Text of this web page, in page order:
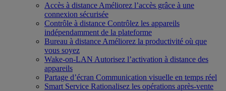
Accès à distance Améliorez l’accès grâce à une
connexion sécurisée
Contrôle à distance Contrôlez les appareils
indépendamment de la plateforme
Bureau à distance Améliorez la productivité où que
vous soyez
Wake-on-LAN Autorisez l’activation à distance des
appareils
Partage d’écran Communication visuelle en temps réel
Smart Service Rationalisez les opérations après-vente